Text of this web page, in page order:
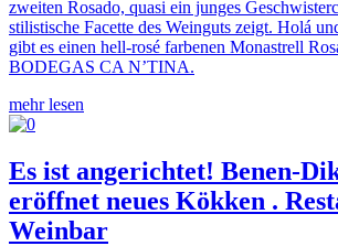
zweiten Rosado, quasi ein junges
stilistische Facette des Weinguts zeigt. Holá
gibt es einen hell-rosé farbenen Monastrell
BODEGAS CA N’TINA.
mehr lesen
Es ist angerichtet! Benen-
eröffnet neues Kökken .
Weinbar